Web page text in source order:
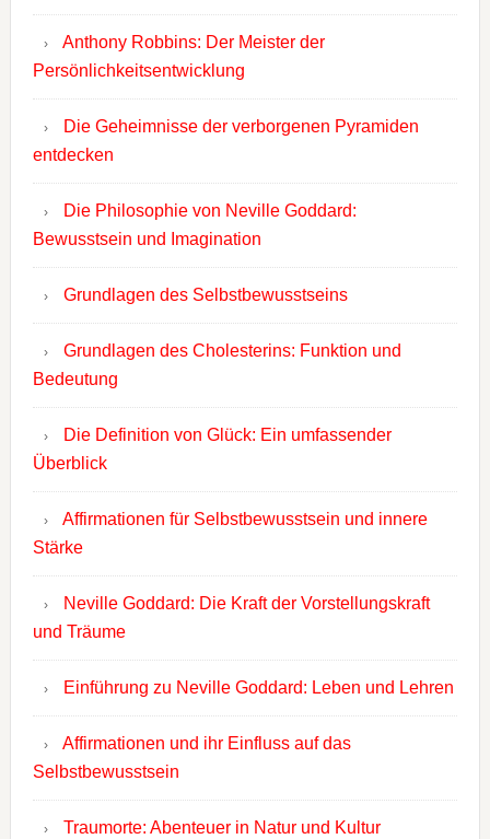
Anthony Robbins: Der Meister der
Persönlichkeitsentwicklung
Die Geheimnisse der verborgenen Pyramiden
entdecken
Die Philosophie von Neville Goddard:
Bewusstsein und Imagination
Grundlagen des Selbstbewusstseins
Grundlagen des Cholesterins: Funktion und
Bedeutung
Die Definition von Glück: Ein umfassender
Überblick
Affirmationen für Selbstbewusstsein und innere
Stärke
Neville Goddard: Die Kraft der Vorstellungskraft
und Träume
Einführung zu Neville Goddard: Leben und Lehren
Affirmationen und ihr Einfluss auf das
Selbstbewusstsein
Traumorte: Abenteuer in Natur und Kultur